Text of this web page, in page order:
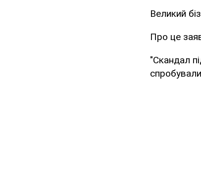
Великий
Про це
"Скандал